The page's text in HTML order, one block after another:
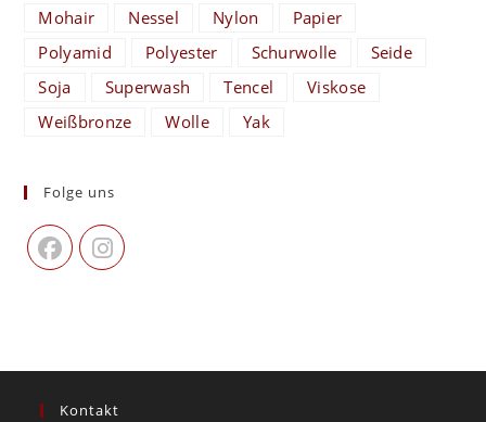
Mohair
Nessel Nylon
Papier
Polyamid
Polyester Schurwolle
Seide
Soja
Superwash Tencel
Viskose
Weißbronze
Wolle Yak
Folge uns
Kontakt